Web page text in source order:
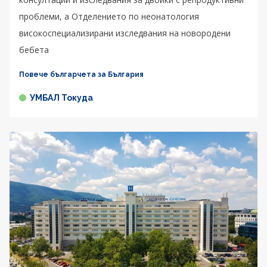
проблеми, а Отделението по неонатология
високоспециализирани изследвания на новородени
бебета
Повече българчета за България
УМБАЛ Токуда